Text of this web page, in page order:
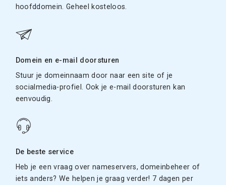
hoofddomein. Geheel kosteloos.
Domein en e-mail doorsturen
Stuur je domeinnaam door naar een site of je
socialmedia-profiel. Ook je e-mail doorsturen kan
eenvoudig.
De beste service
Heb je een vraag over nameservers, domeinbeheer of
iets anders? We helpen je graag verder! 7 dagen per